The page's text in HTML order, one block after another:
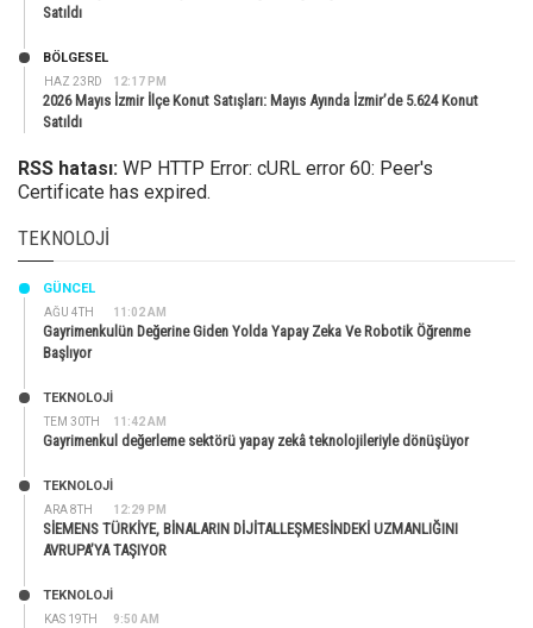
Satıldı
HAZ 23RD 12:17 PM
BÖLGESEL
2026 Mayıs İzmir İlçe Konut Satışları: Mayıs Ayında İzmir’de 5.624 Konut
Satıldı
RSS hatası: WP HTTP Error: cURL error 60: Peer's
Certificate has expired.
TEKNOLOJI
AĞU 4TH 11:02 AM
GÜNCEL
Gayrimenkulün Değerine Giden Yolda Yapay Zeka Ve Robotik Öğrenme
Başlıyor
TEM 30TH 11:42 AM
TEKNOLOJİ
Gayrimenkul değerleme sektörü yapay zekâ teknolojileriyle dönüşüyor
ARA 8TH 12:29 PM
TEKNOLOJİ
SİEMENS TÜRKİYE, BİNALARIN DİJİTALLEŞMESİNDEKİ UZMANLIĞINI
AVRUPA’YA TAŞIYOR
KAS 19TH 9:50 AM
TEKNOLOJİ